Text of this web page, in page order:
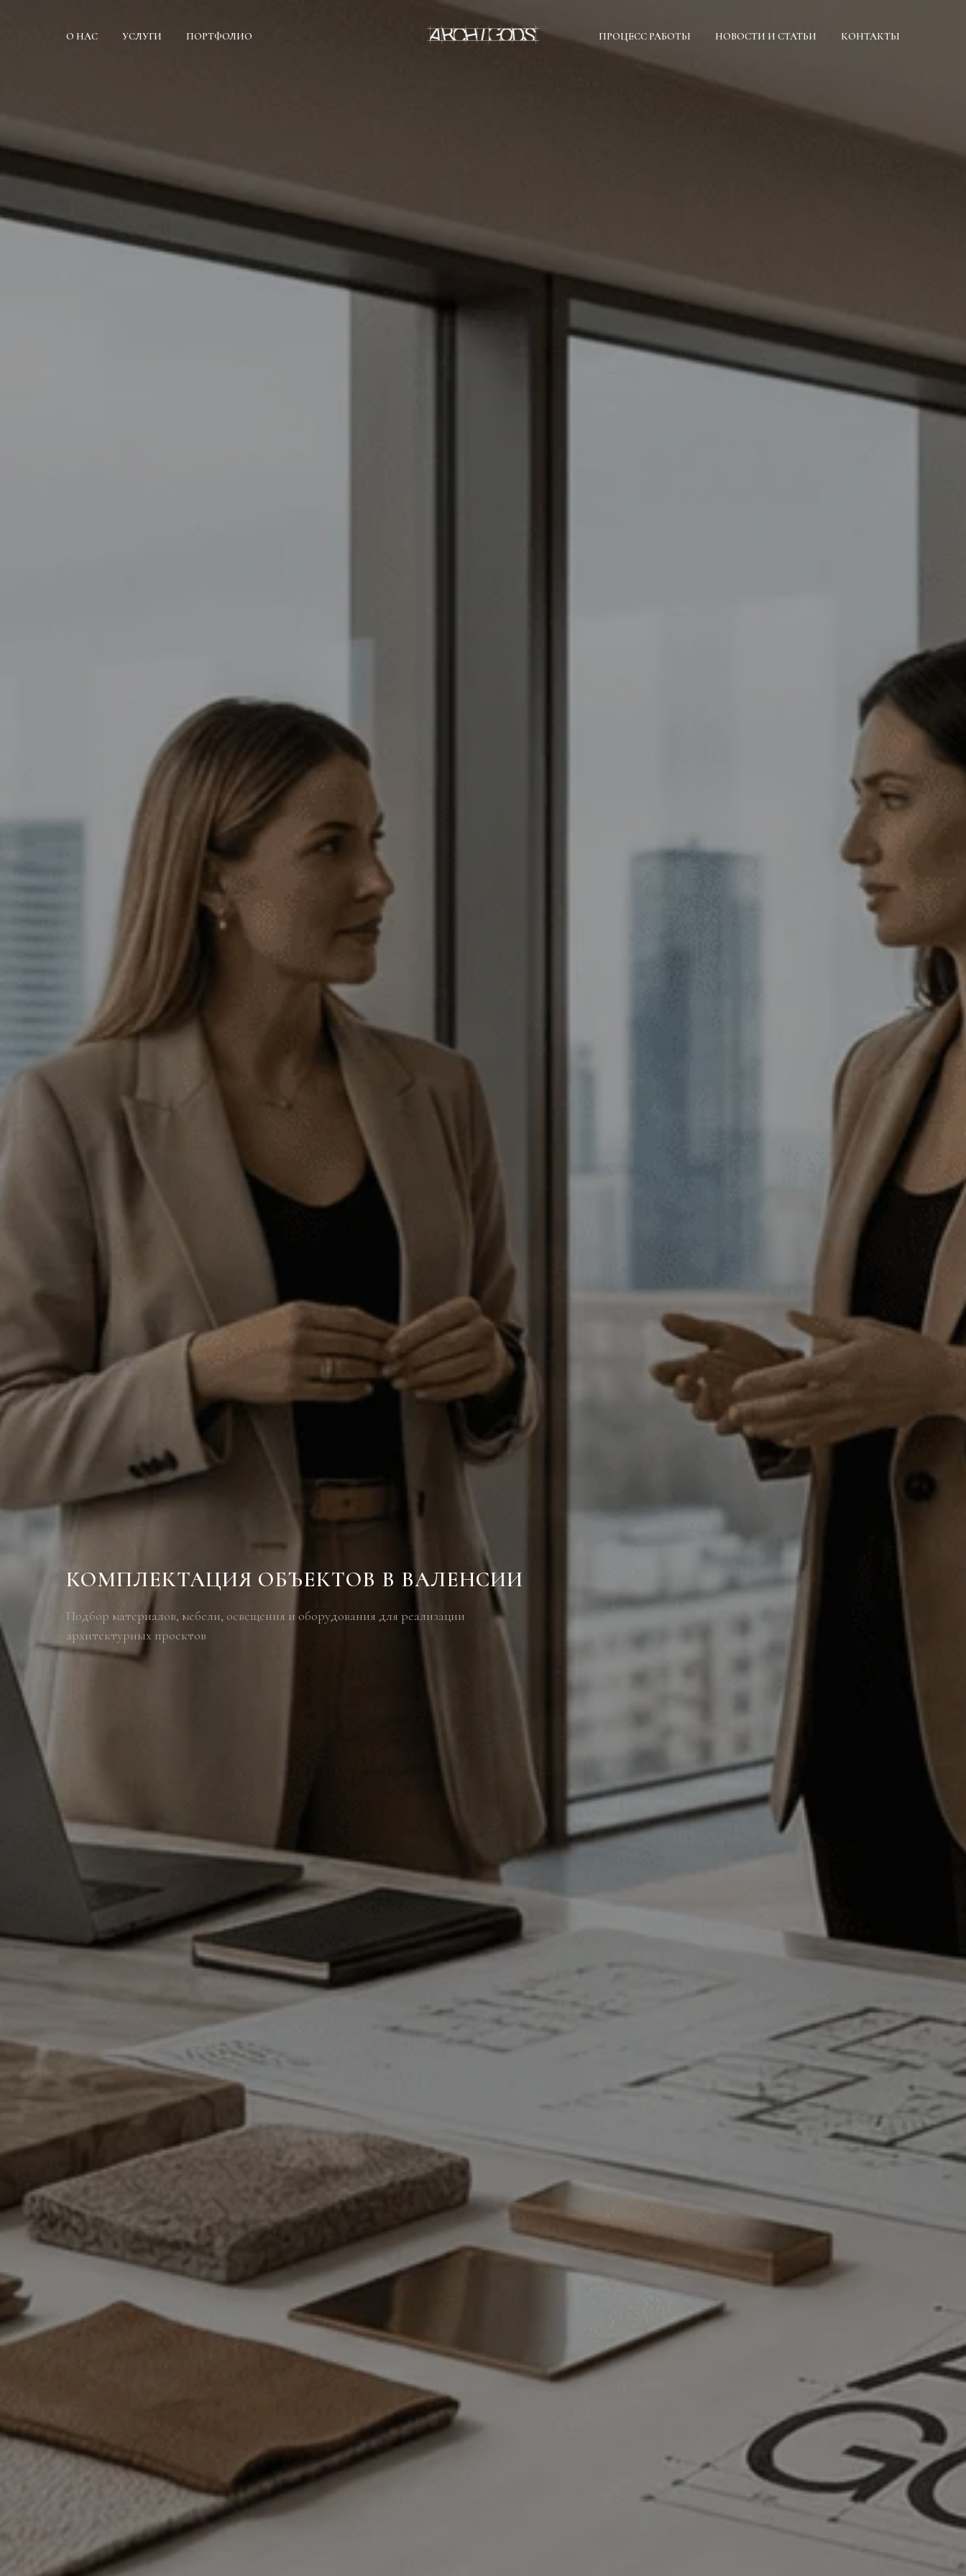
О НАС УСЛУГИ ПОРТФОЛИО ПРОЦЕСС РАБОТЫ НОВОСТИ И СТАТЬИ КОНТАКТЫ
КОМПЛЕКТАЦИЯ ОБЪЕКТОВ В ВАЛЕНСИИ
Подбор материалов, мебели, освещения и оборудования для реализации
архитектурных проектов